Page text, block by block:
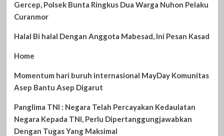
Gercep, Polsek Bunta Ringkus Dua Warga Nuhon Pelaku
Curanmor
Halal Bi halal Dengan Anggota Mabesad, Ini Pesan Kasad
Home
Momentum hari buruh internasional MayDay Komunitas
Asep Bantu Asep Digarut
Panglima TNI : Negara Telah Percayakan Kedaulatan
Negara Kepada TNI, Perlu Dipertanggungjawabkan
Dengan Tugas Yang Maksimal